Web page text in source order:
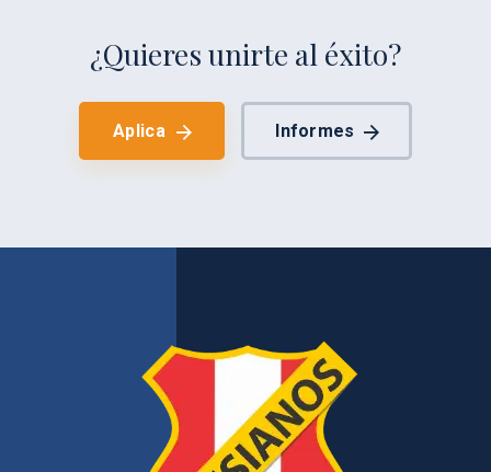
¿Quieres unirte al éxito?
Aplica Informes